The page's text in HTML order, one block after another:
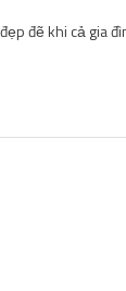
đẽ khi cả gia